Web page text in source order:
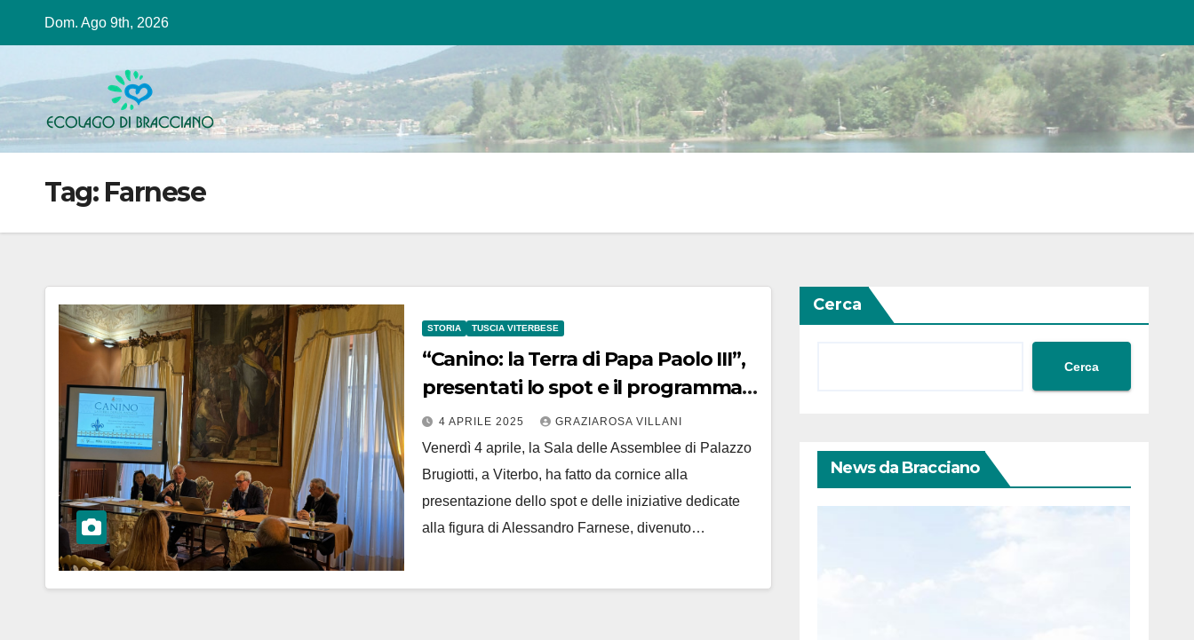
Dom. Ago 9th, 2026
Tag: Farnese
STORIA TUSCIA VITERBESE
“Canino: la Terra di Papa Paolo III”,
presentati lo spot e il programma
di eventi dedicati ad Alessandro
Farnese per il Giubileo
4 APRILE 2025 GRAZIAROSA VILLANI
Venerdì 4 aprile, la Sala delle Assemblee di Palazzo
Brugiotti, a Viterbo, ha fatto da cornice alla
presentazione dello spot e delle iniziative dedicate
alla figura di Alessandro Farnese, divenuto…
Cerca
Cerca
News da Bracciano